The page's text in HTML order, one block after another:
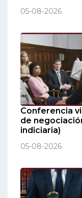
05-08-2026
Conferencia
de
indiciaria)
05-08-2026